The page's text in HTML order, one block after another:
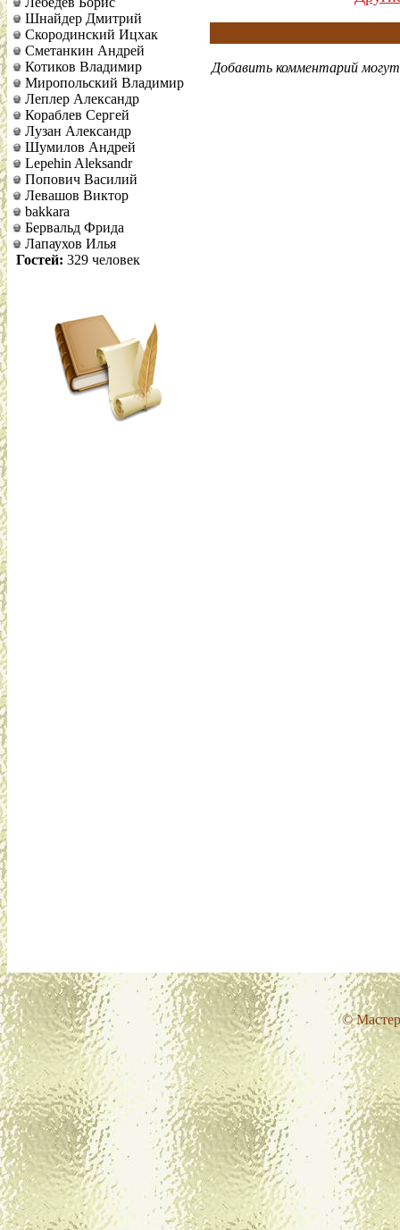
Шнайдер Дмитрий
Скородинский Ицхак
Сметанкин Андрей
Котиков Владимир
Миропольский Владимир
Леплер Александр
Кораблев Сергей
Лузан Александр
Шумилов Андрей
Lepehin Aleksandr
Попович Василий
Левашов Виктор
bakkara
Бервальд Фрида
Лапаухов Илья
Гостей: 329 человек
Добавить комментарий
©